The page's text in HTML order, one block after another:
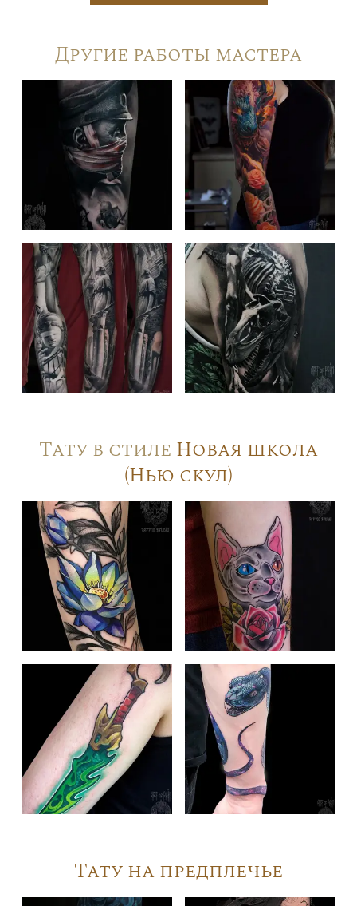
Другие работы мастера
Тату в стиле Новая школа
(Нью скул)
Тату на предплечье